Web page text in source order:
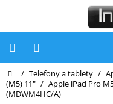
Počítače
Počítače
Domů
/ Telefony a tablety /
(M5) 11" / Apple iPad Pro
(MDWM4HC/A)